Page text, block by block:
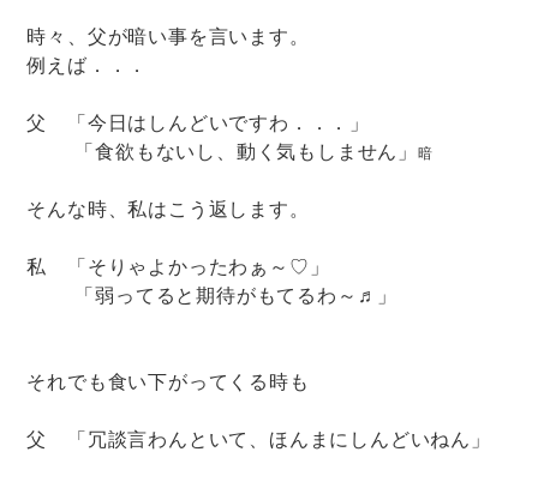
時々、父が暗い事を言います。
例えば．．．
父 「今日はしんどいですわ．．．」
「食欲もないし、動く気もしません」暗
そんな時、私はこう返します。
私 「そりゃよかったわぁ～♡」
「弱ってると期待がもてるわ～♬」
それでも食い下がってくる時も
父 「冗談言わんといて、ほんまにしんどいねん」